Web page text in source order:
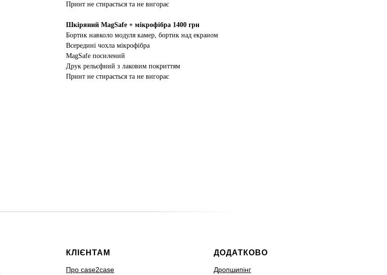
Принт не стирається та не вигорає
Шкіряний MagSafe + мікрофібра 1400 грн
Бортик навколо модуля камер, бортик над екраном
Всередині чохла мікрофібра
MagSafe посилений
Друк рельєфний з лаковим покриттям
Принт не стирається та не вигорає
КЛІЄНТАМ
Про case2case
ДОДАТКОВО
Дропшипінг